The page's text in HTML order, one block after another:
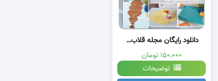
دانلود رایگان مجله قلاب بافی با نقشه
۱۵۰,۰۰۰ تومان
توضیحات